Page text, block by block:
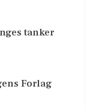
tanker
Forlag